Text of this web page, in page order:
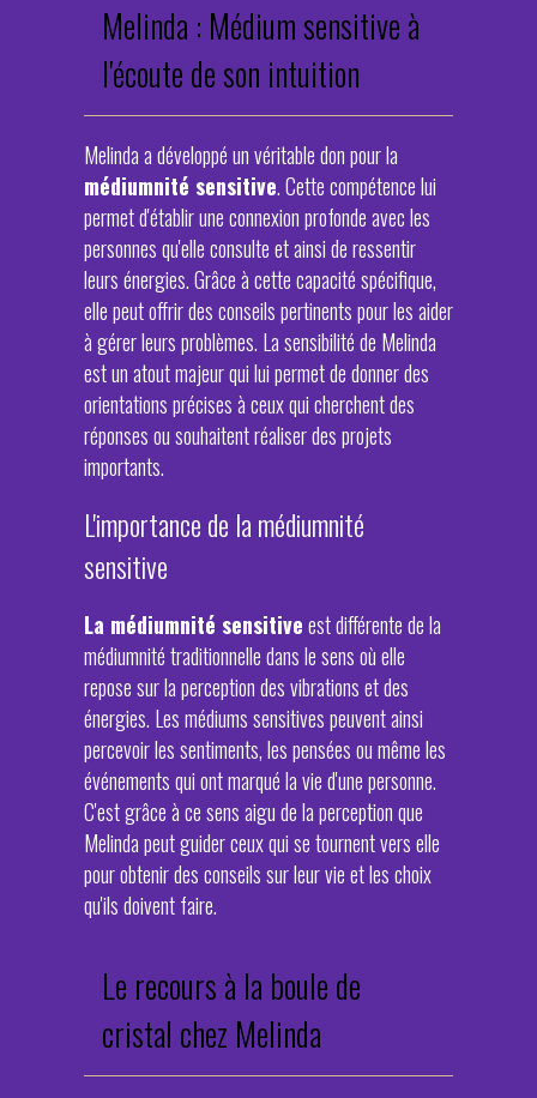
Melinda : Médium sensitive à
l'écoute de son intuition
Melinda a développé un véritable don pour la
médiumnité sensitive. Cette compétence lui
permet d'établir une connexion profonde avec les
personnes qu'elle consulte et ainsi de ressentir
leurs énergies. Grâce à cette capacité spécifique,
elle peut offrir des conseils pertinents pour les aider
à gérer leurs problèmes. La sensibilité de Melinda
est un atout majeur qui lui permet de donner des
orientations précises à ceux qui cherchent des
réponses ou souhaitent réaliser des projets
importants.
L'importance de la médiumnité
sensitive
La médiumnité sensitiveest différente de la
médiumnité traditionnelle dans le sens où elle
repose sur la perception des vibrations et des
énergies. Les médiums sensitives peuvent ainsi
percevoir les sentiments, les pensées ou même les
événements qui ont marqué la vie d'une personne.
C'est grâce à ce sens aigu de la perception que
Melinda peut guider ceux qui se tournent vers elle
pour obtenir des conseils sur leur vie et les choix
qu'ils doivent faire.
Le recours à la boule de
cristal chez Melinda